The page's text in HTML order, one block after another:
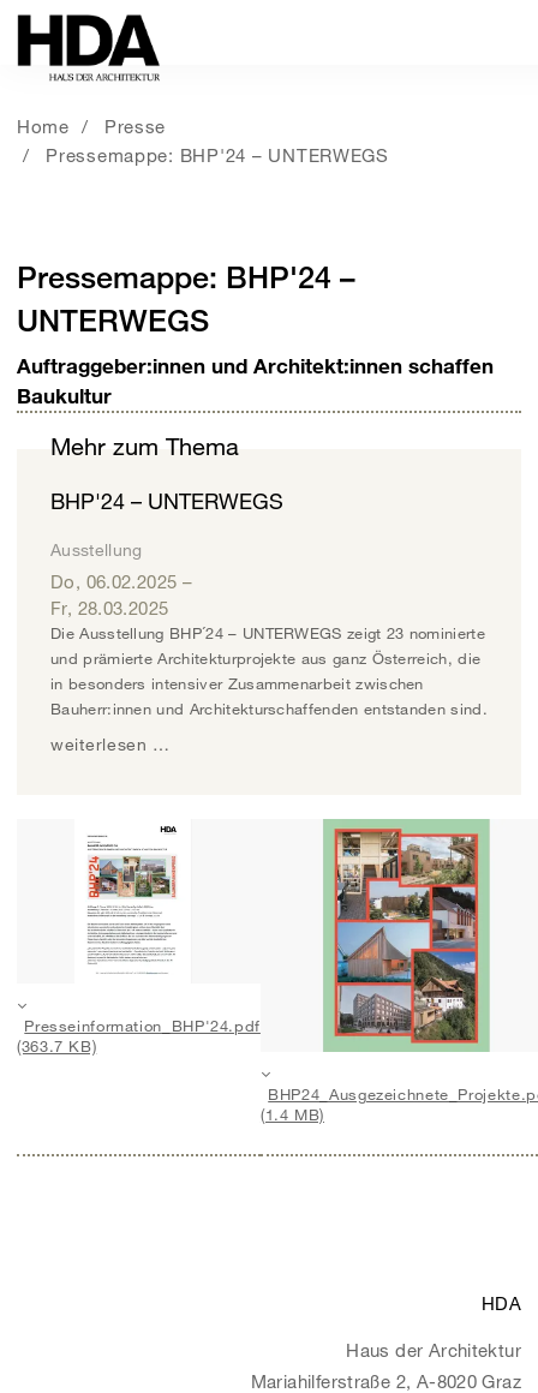
Home
Presse
Pressemappe: BHP'24 – UNTERWEGS
Pressemappe: BHP'24 –
UNTERWEGS
Auftraggeber:innen und Architekt:innen schaffen
Baukultur
Mehr zum Thema
BHP'24 – UNTERWEGS
Ausstellung
Do, 06.02.2025 –
Fr, 28.03.2025
Die Ausstellung BHP´24 – UNTERWEGS zeigt 23 nominierte
und prämierte Architekturprojekte aus ganz Österreich, die
in besonders intensiver Zusammenarbeit zwischen
Bauherr:innen und Architekturschaffenden entstanden sind.
weiterlesen …
Presseinformation_BHP'24.pdf
(363.7 KB)
(1.4 MB)
HDA
Haus der Architektur
Mariahilferstraße 2, A-8020 Graz